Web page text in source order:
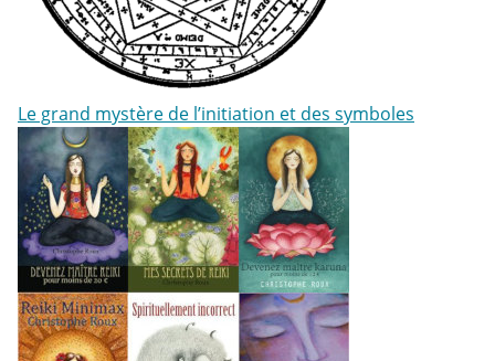
Le grand mystère de l’initiation et des symboles